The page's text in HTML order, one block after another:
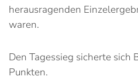
herausragenden
waren.
Den Tagessieg sicherte
Punkten.